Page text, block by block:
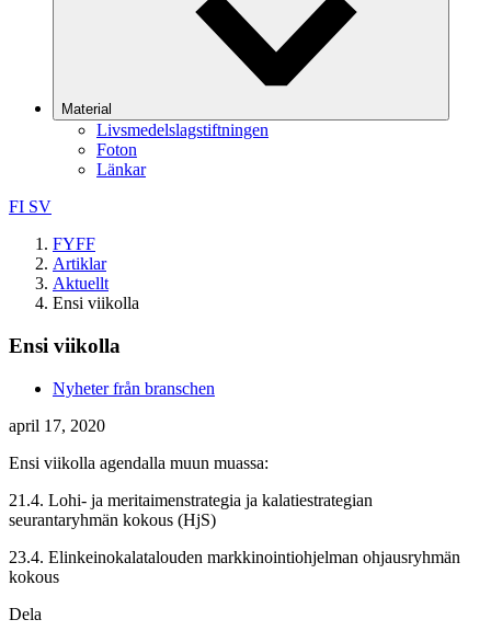
Material
Livsmedelslagstiftningen
Foton
Länkar
FI SV
FYFF
Artiklar
Aktuellt
Ensi viikolla
Ensi viikolla
Nyheter från branschen
april 17, 2020
Ensi viikolla agendalla muun muassa:
21.4. Lohi- ja meritaimenstrategia ja kalatiestrategian
seurantaryhmän kokous (HjS)
23.4. Elinkeinokalatalouden markkinointiohjelman ohjausryhmän
kokous
Dela